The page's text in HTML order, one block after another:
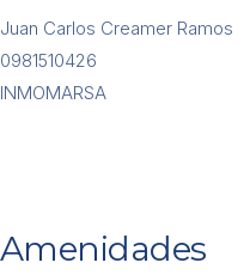
Juan Carlos Creamer Ramos
0981510426
INMOMARSA
Amenidades